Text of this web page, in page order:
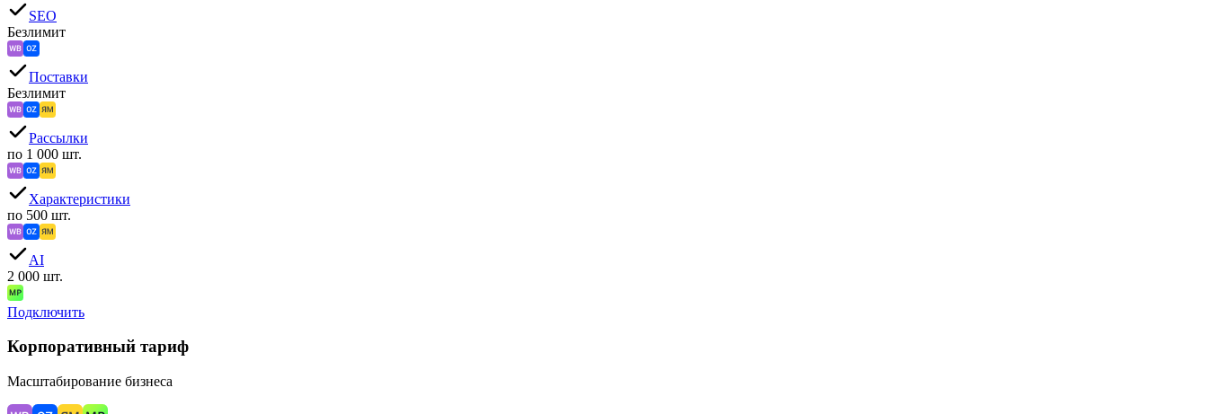
SEO
Безлимит
Поставки
Безлимит
Рассылки
по 1 000 шт.
Характеристики
по 500 шт.
AI
2 000 шт.
Подключить
Корпоративный тариф
Масштабирование бизнеса